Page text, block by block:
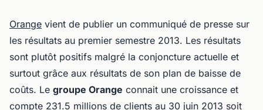
Orange vient de publier un communiqué de presse sur
les résultats au premier semestre 2013. Les résultats
sont plutôt positifs malgré la conjoncture actuelle et
surtout grâce aux résultats de son plan de baisse de
coûts. Le groupe Orange connait une croissance et
compte 231.5 millions de clients au 30 juin 2013 soit